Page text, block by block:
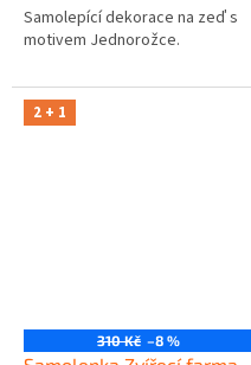
Samolepící dekorace na zeď s
motivem Jednorožce.
2 + 1
310 Kč –8 %